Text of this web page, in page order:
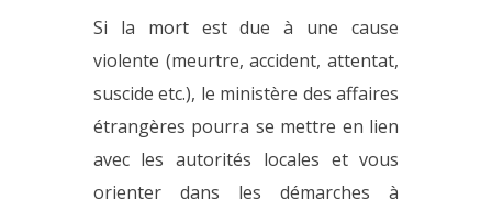
Si la mort est due à une cause
violente (meurtre, accident, attentat,
suscide etc.), le ministère des affaires
étrangères pourra se mettre en lien
avec les autorités locales et vous
orienter dans les démarches à